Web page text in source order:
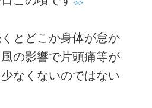
とどこか身体が怠か
の影響で片頭痛等が
なくないのではない